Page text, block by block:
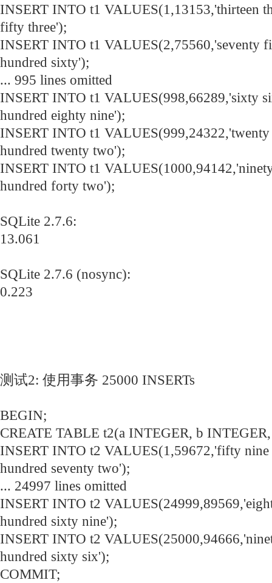
INSERT INTO t1 VALUES(1,13153,'thirteen
fifty three');
INSERT INTO t1 VALUES(2,75560,'seventy
hundred sixty');
... 995 lines omitted
INSERT INTO t1 VALUES(998,66289,'sixty
hundred eighty nine');
INSERT INTO t1 VALUES(999,24322,'twenty
hundred twenty two');
INSERT INTO t1
hundred forty two');
SQLite 2.7.6:
13.061
SQLite 2.7.6 (nosync):
0.223
测试2: 使用事务 25000 INSERTs
BEGIN;
CREATE TABLE t2(a INTEGER, b
INSERT INTO t2 VALUES(1,59672,'fifty nine
hundred seventy two');
... 24997 lines omitted
INSERT INTO t2
hundred sixty nine');
INSERT INTO t2
hundred sixty six');
COMMIT;